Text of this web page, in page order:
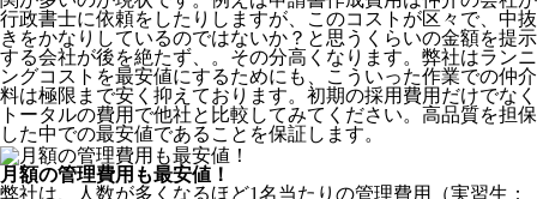
行政書士に依頼をしたりしますが、このコストが区々で、中抜
きをかなりしているのではないか？と思うくらいの金額を提示
する会社が後を絶たず、。その分高くなります。弊社はランニ
ングコストを最安値にするためにも、こういった作業での仲介
料は極限まで安く抑えております。 初期の採用費用だけでなく
トータルの費用で他社と比較してみてください。 高品質を担保
した中での最安値であることを保証します。
月額の管理費用も最安値！
弊社は、
人数が多くなるほど1名当たりの管理費用（実習生：